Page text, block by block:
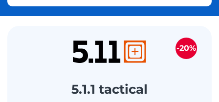
5.1.1 tactical
-20%